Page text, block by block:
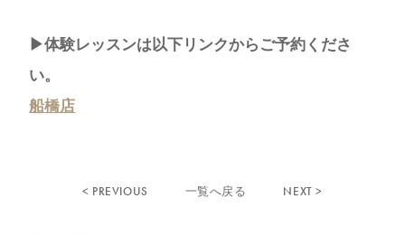
▶︎体験レッスンは以下リンクからご予約くださ
い。
船橋店
< PREVIOUS 一覧へ戻る NEXT >